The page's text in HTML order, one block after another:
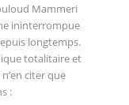
Mammeri
ininterrompue
longtemps.
totalitaire et
citer que
: